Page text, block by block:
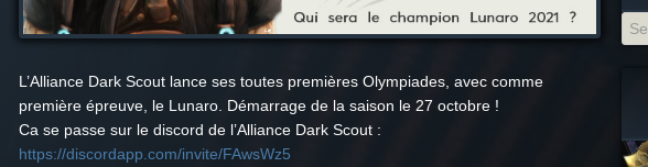
L’Alliance Dark Scout lance ses toutes premières Olympiades, avec comme
première épreuve, le Lunaro. Démarrage de la saison le 27 octobre !
Ca se passe sur le discord de l’Alliance Dark Scout :
https://discordapp.com/invite/FAwsWz5